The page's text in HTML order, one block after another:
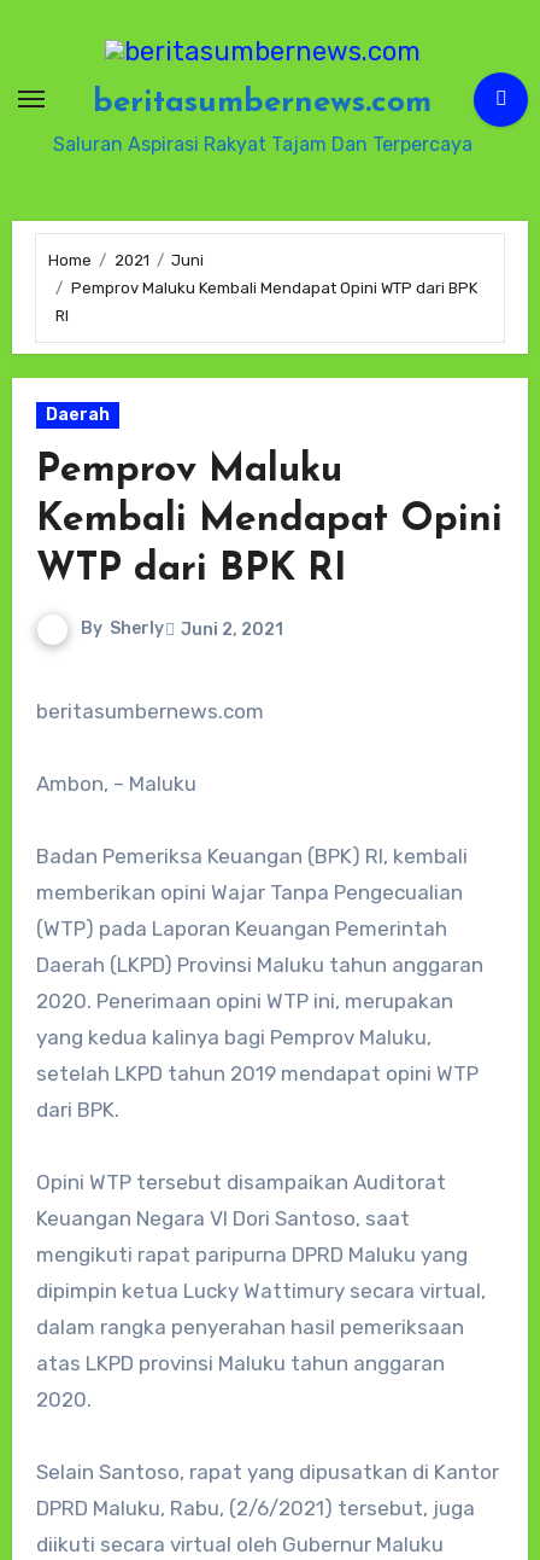
beritasumbernews.com
Saluran Aspirasi Rakyat Tajam Dan Terpercaya
Home 2021
Juni
Pemprov Maluku Kembali Mendapat Opini WTP dari BPK
RI
Daerah
Pemprov Maluku
Kembali Mendapat Opini
WTP dari BPK RI
By Sherly Juni 2, 2021
beritasumbernews.com
Ambon, – Maluku
Badan Pemeriksa Keuangan (BPK) RI, kembali
memberikan opini Wajar Tanpa Pengecualian
(WTP) pada Laporan Keuangan Pemerintah
Daerah (LKPD) Provinsi Maluku tahun anggaran
2020. Penerimaan opini WTP ini, merupakan
yang kedua kalinya bagi Pemprov Maluku,
setelah LKPD tahun 2019 mendapat opini WTP
dari BPK.
Opini WTP tersebut disampaikan Auditorat
Keuangan Negara VI Dori Santoso, saat
mengikuti rapat paripurna DPRD Maluku yang
dipimpin ketua Lucky Wattimury secara virtual,
dalam rangka penyerahan hasil pemeriksaan
atas LKPD provinsi Maluku tahun anggaran
2020.
Selain Santoso, rapat yang dipusatkan di Kantor
DPRD Maluku, Rabu, (2/6/2021) tersebut, juga
diikuti secara virtual oleh Gubernur Maluku